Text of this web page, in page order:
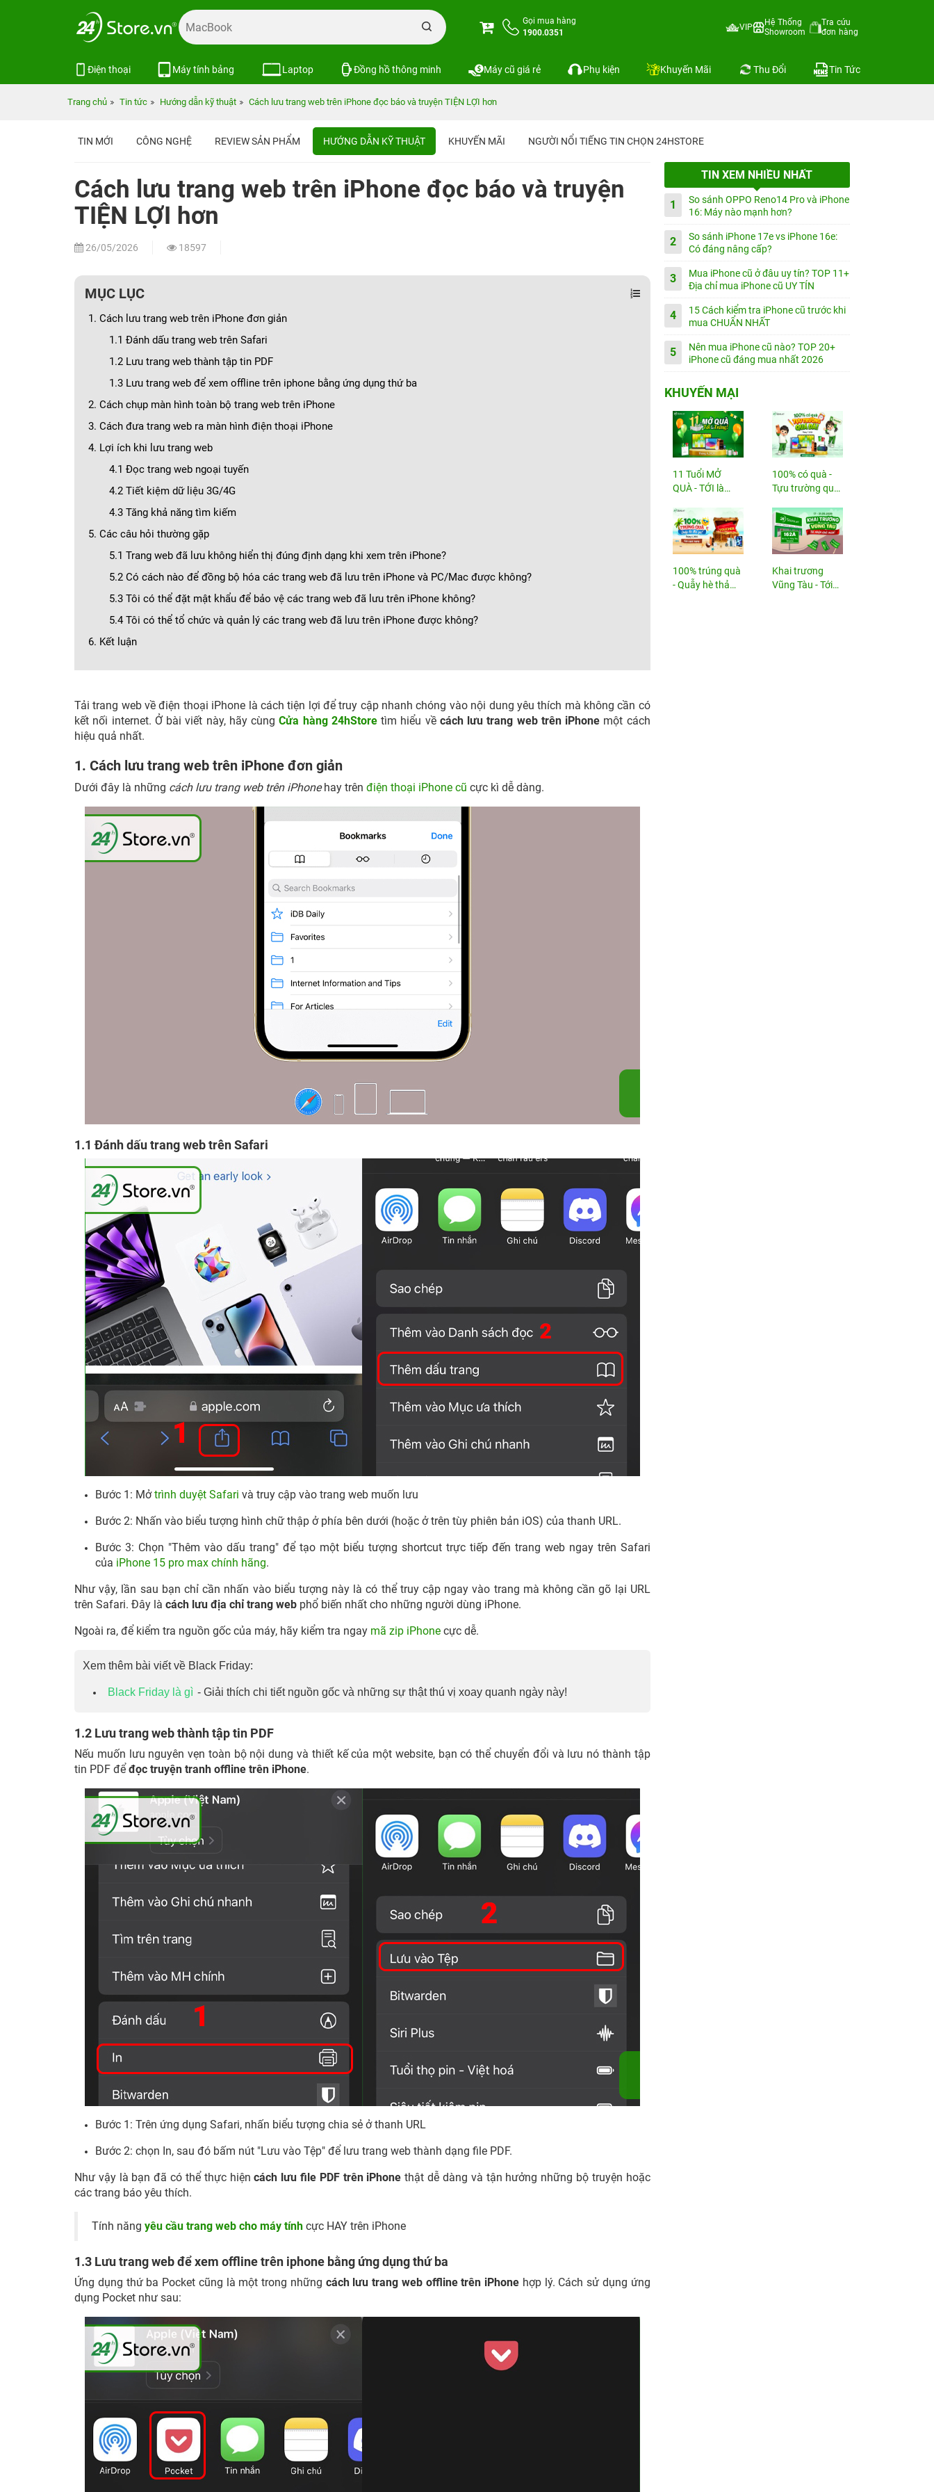
Gọi mua hàng
1900.0351
VIP
Hệ Thống
Showroom
Tra cứu
đơn hàng
Điện thoại Máy tính bảng Laptop Đồng hồ thông minh Máy cũ giá rẻ Phụ kiện Khuyến Mãi Thu Đổi Tin Tức
Trang chủ Tin tức Hướng dẫn kỹ thuật Cách lưu trang web trên iPhone đọc báo và truyện TIỆN LỢI hơn
TIN MỚI CÔNG NGHỆ REVIEW SẢN PHẨM HƯỚNG DẪN KỸ THUẬT KHUYẾN MÃI NGƯỜI NỔI TIẾNG TIN CHỌN 24HSTORE
Cách lưu trang web trên iPhone đọc báo và truyện
TIỆN LỢI hơn
26/05/2026 18597
MỤC LỤC
1. Cách lưu trang web trên iPhone đơn giản
1.1 Đánh dấu trang web trên Safari
1.2 Lưu trang web thành tập tin PDF
1.3 Lưu trang web để xem offline trên iphone bằng ứng dụng thứ ba
2. Cách chụp màn hình toàn bộ trang web trên iPhone
3. Cách đưa trang web ra màn hình điện thoại iPhone
4. Lợi ích khi lưu trang web
4.1 Đọc trang web ngoại tuyến
4.2 Tiết kiệm dữ liệu 3G/4G
4.3 Tăng khả năng tìm kiếm
5. Các câu hỏi thường gặp
5.1 Trang web đã lưu không hiển thị đúng định dạng khi xem trên iPhone?
5.2 Có cách nào để đồng bộ hóa các trang web đã lưu trên iPhone và PC/Mac được không?
5.3 Tôi có thể đặt mật khẩu để bảo vệ các trang web đã lưu trên iPhone không?
5.4 Tôi có thể tổ chức và quản lý các trang web đã lưu trên iPhone được không?
6. Kết luận
Tải trang web về điện thoại iPhone là cách tiện lợi để truy cập nhanh chóng vào nội dung yêu thích mà không cần có
kết nối internet. Ở bài viết này, hãy cùngCửa hàng 24hStoretìm hiểu về cách lưu trang web trên iPhone một cách
hiệu quả nhất.
1. Cách lưu trang web trên iPhone đơn giản
Dưới đây là những cách lưu trang web trên iPhonehay trên điện thoại iPhone cũ cực kì dễ dàng.
1.1 Đánh dấu trang web trên Safari
Bước 1: Mởtrình duyệt Safari và truy cập vào trang web muốn lưu
Bước 2: Nhấn vào biểu tượng hình chữ thập ở phía bên dưới (hoặc ở trên tùy phiên bản iOS) của thanh URL.
Bước 3: Chọn "Thêm vào dấu trang" để tạo một biểu tượng shortcut trực tiếp đến trang web ngay trên Safari
của iPhone 15 pro max chính hãng.
Như vậy, lần sau bạn chỉ cần nhấn vào biểu tượng này là có thể truy cập ngay vào trang mà không cần gõ lại URL
trên Safari. Đây là cách lưu địa chỉ trang web phổ biến nhất cho những người dùng iPhone.
Ngoài ra, để kiểm tra nguồn gốc của máy, hãy kiểm tra ngay mã zip iPhone cực dễ.
Xem thêm bài viết về Black Friday:
Black Friday là gì - Giải thích chi tiết nguồn gốc và những sự thật thú vị xoay quanh ngày này!
1.2 Lưu trang web thành tập tin PDF
Nếu muốn lưu nguyên vẹn toàn bộ nội dung và thiết kế của một website, bạn có thể chuyển đổi và lưu nó thành tập
tin PDF để đọc truyện tranh offline trên iPhone.
Bước 1: Trên ứng dụng Safari, nhấn biểu tượng chia sẻ ở thanh URL
Bước 2: chọn In, sau đó bấm nút "Lưu vào Tệp" để lưu trang web thành dạng file PDF.
Như vậy là bạn đã có thể thực hiệncách lưu file PDF trên iPhone thật dễ dàng và tận hưởng những bộ truyện hoặc
các trang báo yêu thích.
Tính năng yêu cầu trang web cho máy tính cực HAY trên iPhone
1.3 Lưu trang web để xem offline trên iphone bằng ứng dụng thứ ba
Ứng dụng thứ ba Pocket cũng là một trong những cách lưu trang web offline trên iPhone hợp lý. Cách sử dụng ứng
dụng Pocket như sau:
TIN XEM NHIỀU NHẤT
1
So sánh OPPO Reno14 Pro và iPhone
16: Máy nào mạnh hơn?
2
So sánh iPhone 17e vs iPhone 16e:
Có đáng nâng cấp?
3
Mua iPhone cũ ở đâu uy tín? TOP 11+
Địa chỉ mua iPhone cũ UY TÍN
4
15 Cách kiểm tra iPhone cũ trước khi
mua CHUẨN NHẤT
5
Nên mua iPhone cũ nào? TOP 20+
iPhone cũ đáng mua nhất 2026
KHUYẾN MẠI
11 Tuổi MỞ
QUÀ - TỚI là
100% có quà -
Tựu trường quá
100% trúng quà
- Quẫy hè thả
Khai trương
Vũng Tàu - Tới